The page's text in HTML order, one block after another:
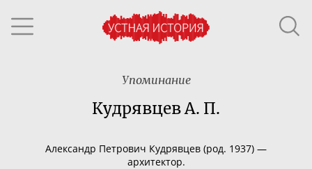
Упоминание
Кудрявцев А. П.
Александр Петрович Кудрявцев (род. 1937) —
архитектор.